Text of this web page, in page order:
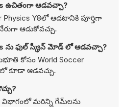
ఉచితంగా ఆడవచ్చా?
Physics Y8లో ఆడటానికి పూర్తిగా
ఆడుకోవచ్చు.
ను ఫుల్ స్క్రీన్ మోడ్ లో ఆడవచ్చా?
కోసం World Soccer
కూడా ఆడవచ్చు.
విభాగంలో మరిన్ని గేమ్‌లను